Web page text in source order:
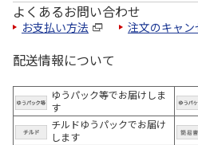
よくあるお問い合わせ
お支払い方法 注文のキャ
配送情報について
ゆうパック等でお届けしま
す
チルドゆうパックでお届け
します